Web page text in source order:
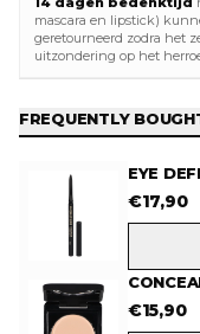
mascara en lipstick)
geretourneerd zodra het
uitzondering op het
FREQUENTLY
EYE
€17,90
€15,90